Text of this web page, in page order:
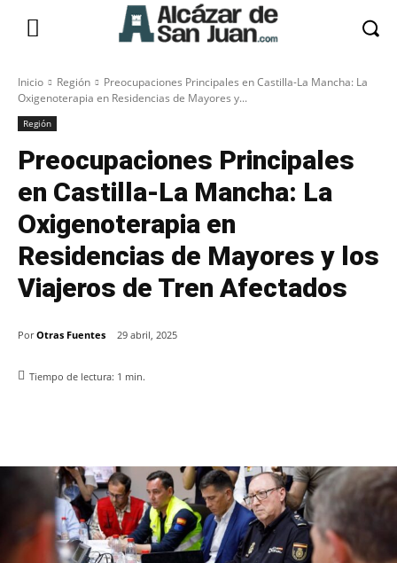
Inicio Región
Preocupaciones Principales en Castilla-La Mancha: La
Oxigenoterapia en Residencias de Mayores y...
Región
Preocupaciones Principales
en Castilla-La Mancha: La
Oxigenoterapia en
Residencias de Mayores y los
Viajeros de Tren Afectados
Por Otras Fuentes 29 abril, 2025
Tiempo de lectura: 1 min.